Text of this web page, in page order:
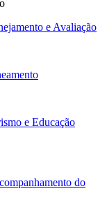
e Avaliação
e Educação
do